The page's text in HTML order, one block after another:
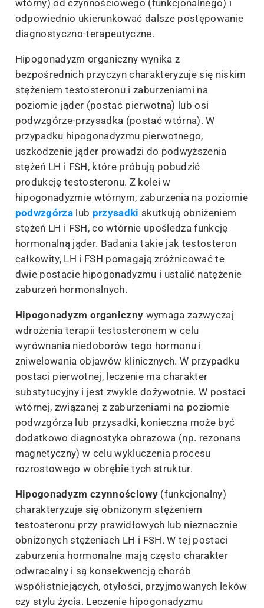
wtórny) od czynnościowego (funkcjonalnego) i
odpowiednio ukierunkować dalsze postępowanie
diagnostyczno-terapeutyczne.
Hipogonadyzm organiczny wynika z
bezpośrednich przyczyn charakteryzuje się niskim
stężeniem testosteronu i zaburzeniami na
poziomie jąder (postać pierwotna) lub osi
podwzgórze-przysadka (postać wtórna). W
przypadku hipogonadyzmu pierwotnego,
uszkodzenie jąder prowadzi do podwyższenia
stężeń LH i FSH, które próbują pobudzić
produkcję testosteronu. Z kolei w
hipogonadyzmie wtórnym, zaburzenia na poziomie
podwzgórzalub przysadki skutkują obniżeniem
stężeń LH i FSH, co wtórnie upośledza funkcję
hormonalną jąder. Badania takie jak testosteron
całkowity, LH i FSH pomagają zróżnicować te
dwie postacie hipogonadyzmu i ustalić natężenie
zaburzeń hormonalnych.
Hipogonadyzm organiczny wymaga zazwyczaj
wdrożenia terapii testosteronem w celu
wyrównania niedoborów tego hormonu i
zniwelowania objawów klinicznych. W przypadku
postaci pierwotnej, leczenie ma charakter
substytucyjny i jest zwykle dożywotnie. W postaci
wtórnej, związanej z zaburzeniami na poziomie
podwzgórza lub przysadki, konieczna może być
dodatkowo diagnostyka obrazowa (np. rezonans
magnetyczny) w celu wykluczenia procesu
rozrostowego w obrębie tych struktur.
Hipogonadyzm czynnościowy (funkcjonalny)
charakteryzuje się obniżonym stężeniem
testosteronu przy prawidłowych lub nieznacznie
obniżonych stężeniach LH i FSH. W tej postaci
zaburzenia hormonalne mają często charakter
odwracalny i są konsekwencją chorób
współistniejących, otyłości, przyjmowanych leków
czy stylu życia. Leczenie hipogonadyzmu